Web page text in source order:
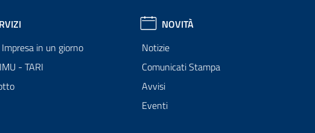
in un giorno
- TARI
NOVITÀ
Notizie
Comunicati Stampa
Avvisi
Eventi